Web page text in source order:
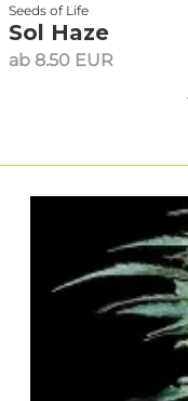
Seeds of Life
Sol Haze
ab 8.50 EUR